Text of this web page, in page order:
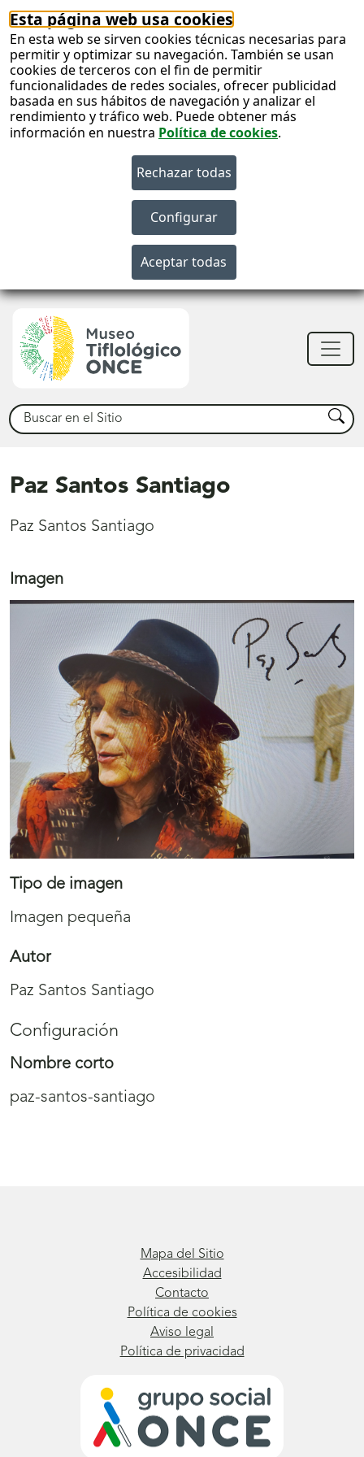
Esta página web usa cookies
En esta web se sirven cookies técnicas necesarias para
permitir y optimizar su navegación. También se usan
cookies de terceros con el fin de permitir
funcionalidades de redes sociales, ofrecer publicidad
basada en sus hábitos de navegación y analizar el
rendimiento y tráfico web. Puede obtener más
información en nuestra Política de cookies.
Buscar Buscar
Paz Santos Santiago
Paz Santos Santiago
Imagen
Tipo de imagen
Imagen pequeña
Autor
Paz Santos Santiago
Configuración
Nombre corto
paz-santos-santiago
Mapa del Sitio
Accesibilidad
Contacto
Política de cookies
Aviso legal
Política de privacidad